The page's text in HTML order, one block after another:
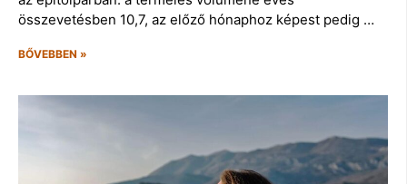
összevetésben 10,7, az előző hónaphoz képest pedig …
BŐVEBBEN »